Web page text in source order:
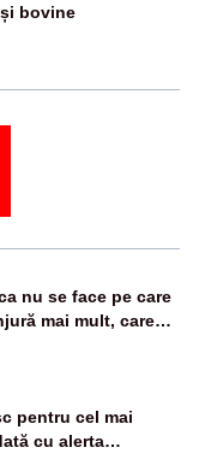
bovine
nu se face pe care
mai mult, care
pentru cel mai
cu alerta